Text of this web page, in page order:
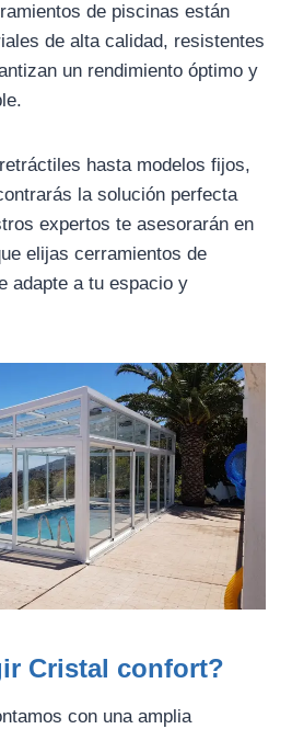
de piscinas están
de alta calidad, resistentes
un rendimiento óptimo y
hasta modelos fijos,
la solución perfecta
expertos te asesorarán en
elijas cerramientos de
adapte a tu espacio y
Cristal confort?
con una amplia